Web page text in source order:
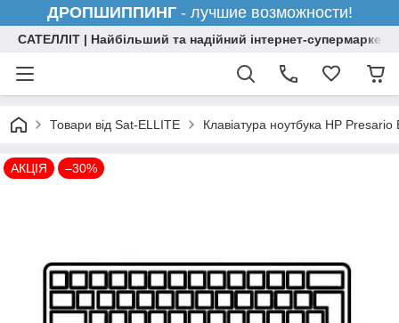
ДРОПШИППИНГ- лучшие возможности!
САТЕЛЛІТ | Найбільший та надійний інтернет-супермаркет
Товари від Sat-ELLITE Клавіатура ноутбука HP
АКЦІЯ –30%